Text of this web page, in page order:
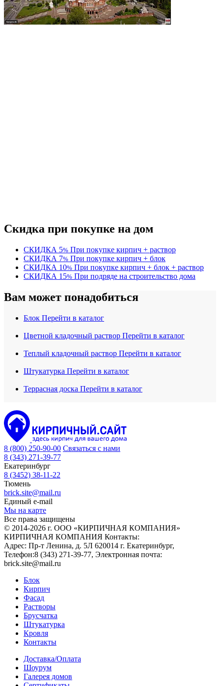
Скидка при покупке на дом
СКИДКА 5% При покупке кирпич + раствор
СКИДКА 7% При покупке кирпич + блок
СКИДКА 10% При покупке кирпич + блок + раствор
СКИДКА 15% При подряде на строительство дома
Вам может понадобиться
Блок Перейти в каталог
Цветной кладочный раствор Перейти в каталог
Теплый кладочный раствор Перейти в каталог
Штукатурка Перейти в каталог
Террасная доска Перейти в каталог
8 (800) 250-90-00 Связаться с нами
8 (343) 271-39-77
Екатеринбург
8 (3452) 38-11-22
Тюмень
brick.site@mail.ru
Единый e-mail
Мы на карте
Все права защищены
© 2014-2026 г. ООО «КИРПИЧНАЯ КОМПАНИЯ»
КИРПИЧНАЯ КОМПАНИЯ Контакты:
Адрес: Пр-т Ленина, д. 5Л 620014 г. Екатеринбург,
Телефон:8 (343) 271-39-77, Электронная почта:
brick.site@mail.ru
Блок
Кирпич
Фасад
Растворы
Брусчатка
Штукатурка
Кровля
Контакты
Доставка/Оплата
Шоурум
Галерея домов